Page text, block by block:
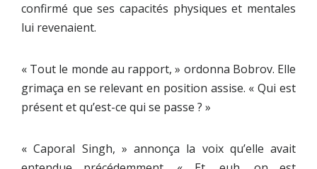
confirmé que ses capacités physiques et mentales
lui revenaient.
« Tout le monde au rapport, » ordonna Bobrov. Elle
grimaça en se relevant en position assise. « Qui est
présent et qu’est-ce qui se passe ? »
« Caporal Singh, » annonça la voix qu’elle avait